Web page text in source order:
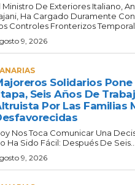
Ministro De Exteriores Italiano,
Ha Cargado Duramente
Controles Fronterizos
9, 2026
Solidarios Pone
Seis Años De
Por Las Familias
Nos Toca Comunicar Una
Ha Sido Fácil: Después De Seis...
9, 2026